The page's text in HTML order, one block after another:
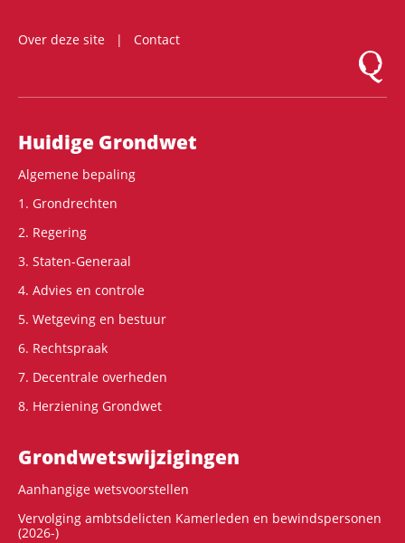
Over deze site
Contact
Logo
Hoofdnavigatie
Huidige Grondwet
Algemene bepaling
1. Grondrechten
2. Regering
3. Staten-Generaal
4. Advies en controle
5. Wetgeving en bestuur
6. Rechtspraak
7. Decentrale overheden
8. Herziening Grondwet
Grondwets­wijzigingen
Aanhangige wetsvoorstellen
Vervolging ambtsdelicten Kamerleden en bewindspersonen
(2026-)